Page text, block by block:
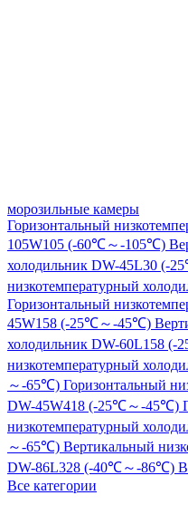
морозильные камеры
Горизонтальный
105W105 (-60℃～-105℃)
холодильник DW-45L30 (-
низкотемпературный
Горизонтальный
45W158 (-25℃～-45℃)
холодильник DW-60L158
низкотемпературный
～-65℃) Горизонтальный
DW-45W418 (-25℃～-45℃)
низкотемпературный
～-65℃) Вертикальный
DW-86L328 (-40℃～-86℃)
Все категории